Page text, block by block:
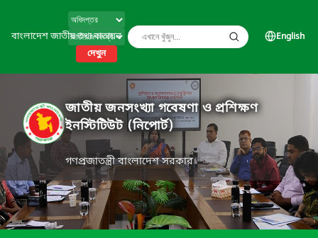
বাংলাদেশ জাতীয় তথ্য বাতায়ন
দেখুন
English
জাতীয় জনসংখ্যা গবেষণা ও প্রশিক্ষণ
ইনস্টিটিউট (নিপোর্ট)
গণপ্রজাতন্ত্রী বাংলাদেশ সরকার